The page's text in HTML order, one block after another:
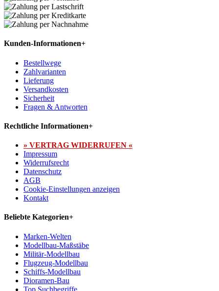
Kunden-Informationen+
Bestellwege
Zahlvarianten
Lieferung
Versandkosten
Sicherheit
Fragen & Antworten
Rechtliche Informationen+
» VERTRAG WIDERRUFEN «
Impressum
Widerrufsrecht
Datenschutz
AGB
Cookie-Einstellungen anzeigen
Kontakt
Beliebte Kategorien+
Marken-Welten
Modellbau-Maßstäbe
Militär-Modellbau
Flugzeug-Modellbau
Schiffs-Modellbau
Dioramen-Bau
Top Suchbegriffe